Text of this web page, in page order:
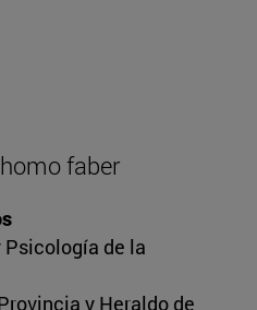
faber
de la
y Heraldo de